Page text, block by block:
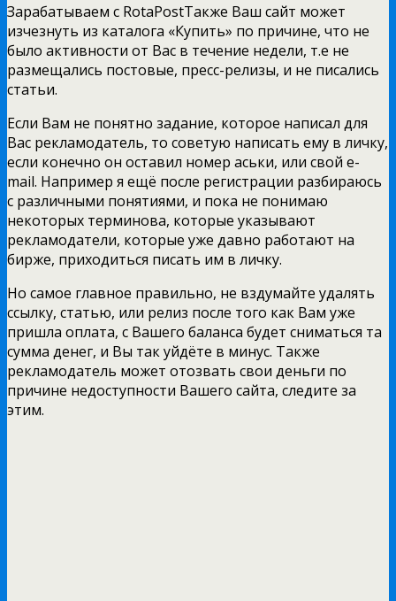
Зарабатываем с RotaPostТакже Ваш сайт может
изчезнуть из каталога «Купить» по причине, что не
было активности от Вас в течение недели, т.е не
размещались постовые, пресс-релизы, и не писались
статьи.
Если Вам не понятно задание, которое написал для
Вас рекламодатель, то советую написать ему в личку,
если конечно он оставил номер аськи, или свой e-
mail. Например я ещё после регистрации разбираюсь
с различными понятиями, и пока не понимаю
некоторых терминова, которые указывают
рекламодатели, которые уже давно работают на
бирже, приходиться писать им в личку.
Но самое главное правильно, не вздумайте удалять
ссылку, статью, или релиз после того как Вам уже
пришла оплата, с Вашего баланса будет сниматься та
сумма денег, и Вы так уйдёте в минус. Также
рекламодатель может отозвать свои деньги по
причине недоступности Вашего сайта, следите за
этим.